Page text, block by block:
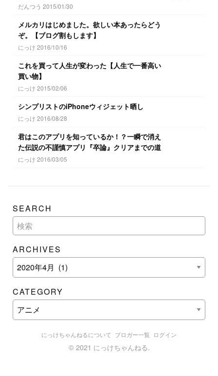
だんつう 2015/01/30
メルカリはじめました。欲しい本あったらどう
ぞ。【ブログ割もします】
にっけ 2016/10/16
これを買って人生が変わった【人生で一番高い
買い物】
にっけ 2015/02/06
シンプリストのiPhoneウィジェット晒し
にっけ 2016/08/28
君はこのアプリを知っているか！？一瞬で消え
た伝説の不謹慎アプリ『卒論』クリアまでの道
にっけ 2016/03/05
SEARCH
ARCHIVES
CATEGORY
にっけちゃんねるについて ブロガー一覧 ログイン
© 2021 にっけちゃんねる.